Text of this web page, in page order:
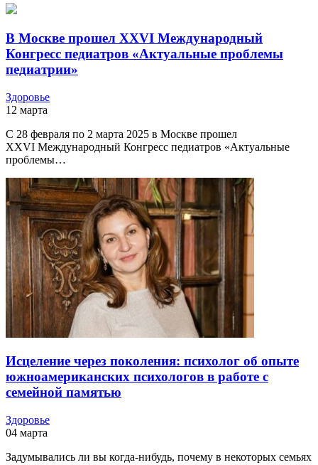
В Москве прошел ХХVI Международный
Конгресс педиатров «Актуальные проблемы
педиатрии»
Здоровье
12 марта
С 28 февраля по 2 марта 2025 в Москве прошел
ХХVI Международный Конгресс педиатров «Актуальные
проблемы…
Исцеление через поколения: психолог об опыте
южноамериканских психологов в работе с
семейной памятью
Здоровье
04 марта
Задумывались ли вы когда-нибудь, почему в некоторых семьях